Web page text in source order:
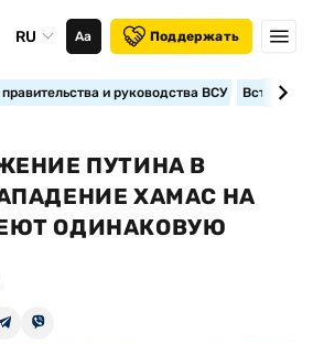
RU Аа Поддержать
и руководства ВСУ
ПУТИНА В
ХАМАС НА
ОДИНАКОВУЮ